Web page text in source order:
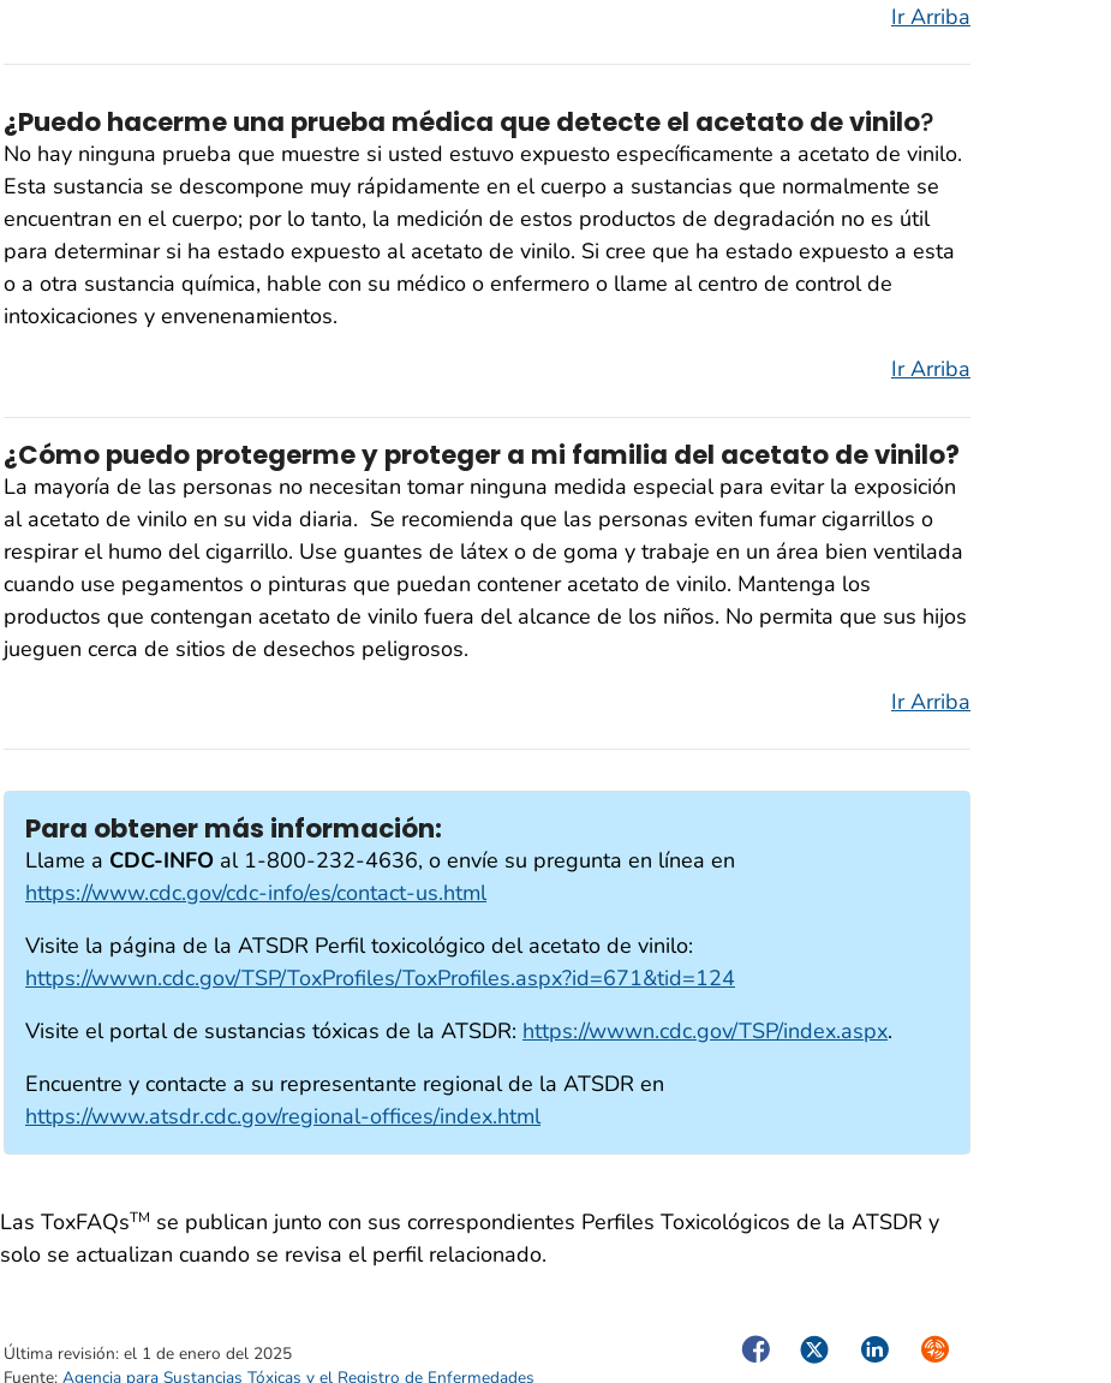
Ir Arriba
¿Puedo hacerme una prueba médica que detecte el acetato de vinilo?
No hay ninguna prueba que muestre si usted estuvo expuesto específicamente a acetato de vinilo.
Esta sustancia se descompone muy rápidamente en el cuerpo a sustancias que normalmente se
encuentran en el cuerpo; por lo tanto, la medición de estos productos de degradación no es útil
para determinar si ha estado expuesto al acetato de vinilo. Si cree que ha estado expuesto a esta
o a otra sustancia química, hable con su médico o enfermero o llame al centro de control de
intoxicaciones y envenenamientos.
Ir Arriba
¿Cómo puedo protegerme y proteger a mi familia del acetato de vinilo?
La mayoría de las personas no necesitan tomar ninguna medida especial para evitar la exposición
al acetato de vinilo en su vida diaria. Se recomienda que las personas eviten fumar cigarrillos o
respirar el humo del cigarrillo. Use guantes de látex o de goma y trabaje en un área bien ventilada
cuando use pegamentos o pinturas que puedan contener acetato de vinilo. Mantenga los
productos que contengan acetato de vinilo fuera del alcance de los niños. No permita que sus hijos
jueguen cerca de sitios de desechos peligrosos.
Ir Arriba
Para obtener más información:
Llame a CDC-INFO al 1-800-232-4636, o envíe su pregunta en línea en
https://www.cdc.gov/cdc-info/es/contact-us.html
Visite la página de la ATSDR Perfil toxicológico del acetato de vinilo:
https://wwwn.cdc.gov/TSP/ToxProfiles/ToxProfiles.aspx?id=671&tid=124
Visite el portal de sustancias tóxicas de la ATSDR: https://wwwn.cdc.gov/TSP/index.aspx.
Encuentre y contacte a su representante regional de la ATSDR en
https://www.atsdr.cdc.gov/regional-offices/index.html
Las ToxFAQsTM se publican junto con sus correspondientes Perfiles Toxicológicos de la ATSDR y
solo se actualizan cuando se revisa el perfil relacionado.
Última revisión: el 1 de enero del 2025
Fuente: Agencia para Sustancias Tóxicas y el Registro de Enfermedades
FacebookTwitterLinkedInSyndicate